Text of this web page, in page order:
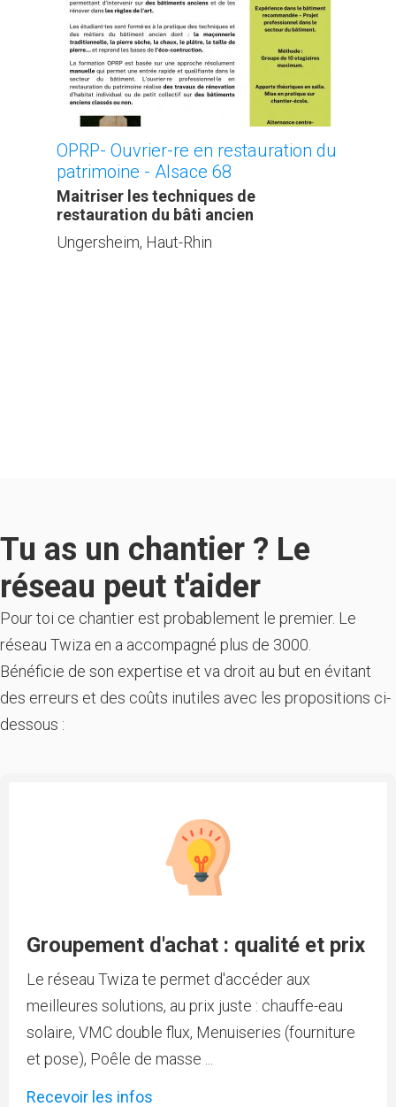
OPRP- Ouvrier-re en restauration du
patrimoine - Alsace 68
Maitriser les techniques de
restauration du bâti ancien
Ungersheim, Haut-Rhin
Tu as un chantier ? Le
réseau peut t'aider
Pour toi ce chantier est probablement le premier. Le
réseau Twiza en a accompagné plus de 3000.
Bénéficie de son expertise et va droit au but en évitant
des erreurs et des coûts inutiles avec les propositions ci-
dessous :
Groupement d'achat : qualité et prix
Le réseau Twiza te permet d'accéder aux
meilleures solutions, au prix juste : chauffe-eau
solaire, VMC double flux, Menuiseries (fourniture
et pose), Poêle de masse ...
Recevoir les infos